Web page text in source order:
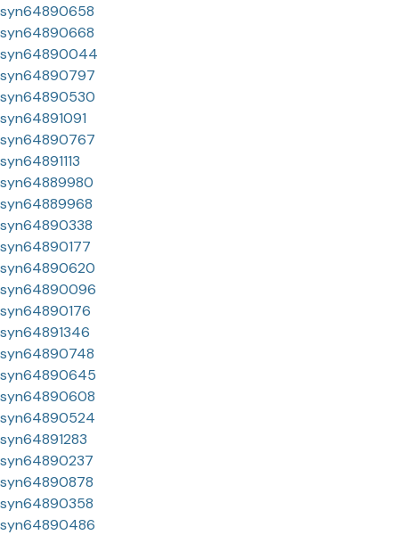
syn64890658
syn64890668
syn64890044
syn64890797
syn64890530
syn64891091
syn64890767
syn64891113
syn64889980
syn64889968
syn64890338
syn64890177
syn64890620
syn64890096
syn64890176
syn64891346
syn64890748
syn64890645
syn64890608
syn64890524
syn64891283
syn64890237
syn64890878
syn64890358
syn64890486